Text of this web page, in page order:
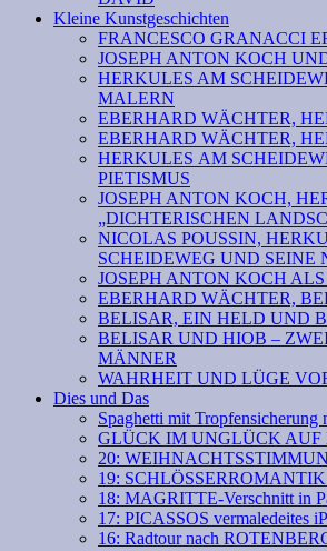
Kleine Kunstgeschichten
FRANCESCO GRANACCI
JOSEPH ANTON KOCH
HERKULES AM
MALERN
EBERHARD WÄCHTER,
EBERHARD WÄCHTER,
HERKULES AM
PIETISMUS
JOSEPH ANTON KOCH,
„DICHTERISCHEN
NICOLAS POUSSIN,
SCHEIDEWEG UND SEINE
JOSEPH ANTON KOCH
EBERHARD WÄCHTER,
BELISAR, EIN HELD UND
BELISAR UND HIOB –
MÄNNER
WAHRHEIT UND LÜGE
Dies und Das
Spaghetti mit
GLÜCK IM UNGLÜCK AUF
20:
19:
18: MAGRITTE-Verschnitt in
17: PICASSOS vermaledeites
16: Radtour nach